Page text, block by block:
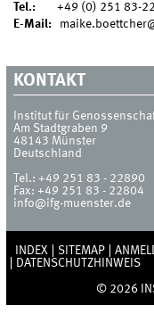
Tel.: +49 (0) 251 83-
E-Mail:
KONTAKT
Institut für
Am Stadtgraben 9
48143 Münster
Deutschland
Tel.:+49 251 83 - 22890
Fax:+49 251 83 - 22804
info@ifg-muenster.de
INDEX SITEMAP
DATENSCHUTZHINWEIS
© 2026